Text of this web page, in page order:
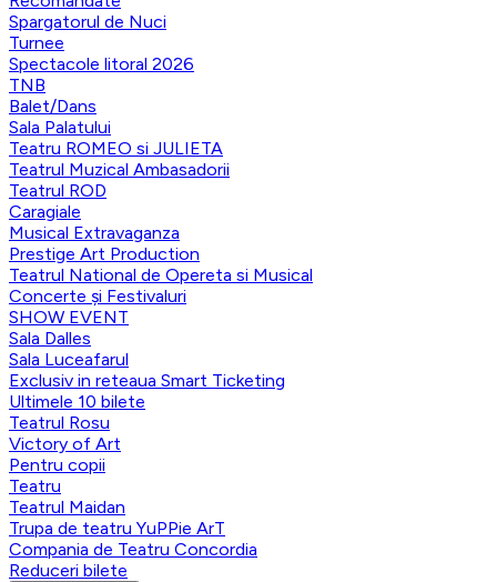
Spargatorul de Nuci
Turnee
Spectacole litoral 2026
TNB
Balet/Dans
Sala Palatului
Teatru ROMEO si JULIETA
Teatrul Muzical Ambasadorii
Teatrul ROD
Caragiale
Musical Extravaganza
Prestige Art Production
Teatrul National de Opereta si Musical
Concerte și Festivaluri
SHOW EVENT
Sala Dalles
Sala Luceafarul
Exclusiv in reteaua Smart Ticketing
Ultimele 10 bilete
Teatrul Rosu
Victory of Art
Pentru copii
Teatru
Teatrul Maidan
Trupa de teatru YuPPie ArT
Compania de Teatru Concordia
Reduceri bilete